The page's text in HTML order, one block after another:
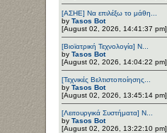
[ΑΣΗΕ] Να επιλέξω το μάθη...
by Tasos Bot
[August 02, 2026, 14:41:37 pm]
[Βιοϊατρική Τεχνολογία] Ν...
by Tasos Bot
[August 02, 2026, 14:04:22 pm]
[Τεχνικές Βελτιστοποίησης...
by Tasos Bot
[August 02, 2026, 13:45:14 pm]
[Λειτουργικά Συστήματα] Ν...
by Tasos Bot
[August 02, 2026, 13:22:10 pm]